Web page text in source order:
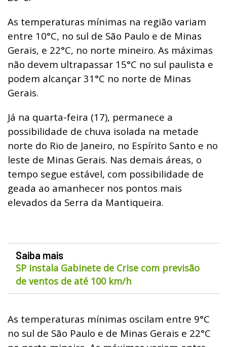
As temperaturas mínimas na região variam
entre 10°C, no sul de São Paulo e de Minas
Gerais, e 22°C, no norte mineiro. As máximas
não devem ultrapassar 15°C no sul paulista e
podem alcançar 31°C no norte de Minas
Gerais.
Já na quarta-feira (17), permanece a
possibilidade de chuva isolada na metade
norte do Rio de Janeiro, no Espírito Santo e no
leste de Minas Gerais. Nas demais áreas, o
tempo segue estável, com possibilidade de
geada ao amanhecer nos pontos mais
elevados da Serra da Mantiqueira.
Saiba mais
SP instala Gabinete de Crise com previsão
de ventos de até 100 km/h
As temperaturas mínimas oscilam entre 9°C
no sul de São Paulo e de Minas Gerais e 22°C